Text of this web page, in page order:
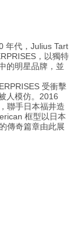
年代，Julius Tart
，以獨特
的明星品牌，並
受衝擊
人模仿。2016
聯手日本福井造
框型以日本
傳奇篇章由此展